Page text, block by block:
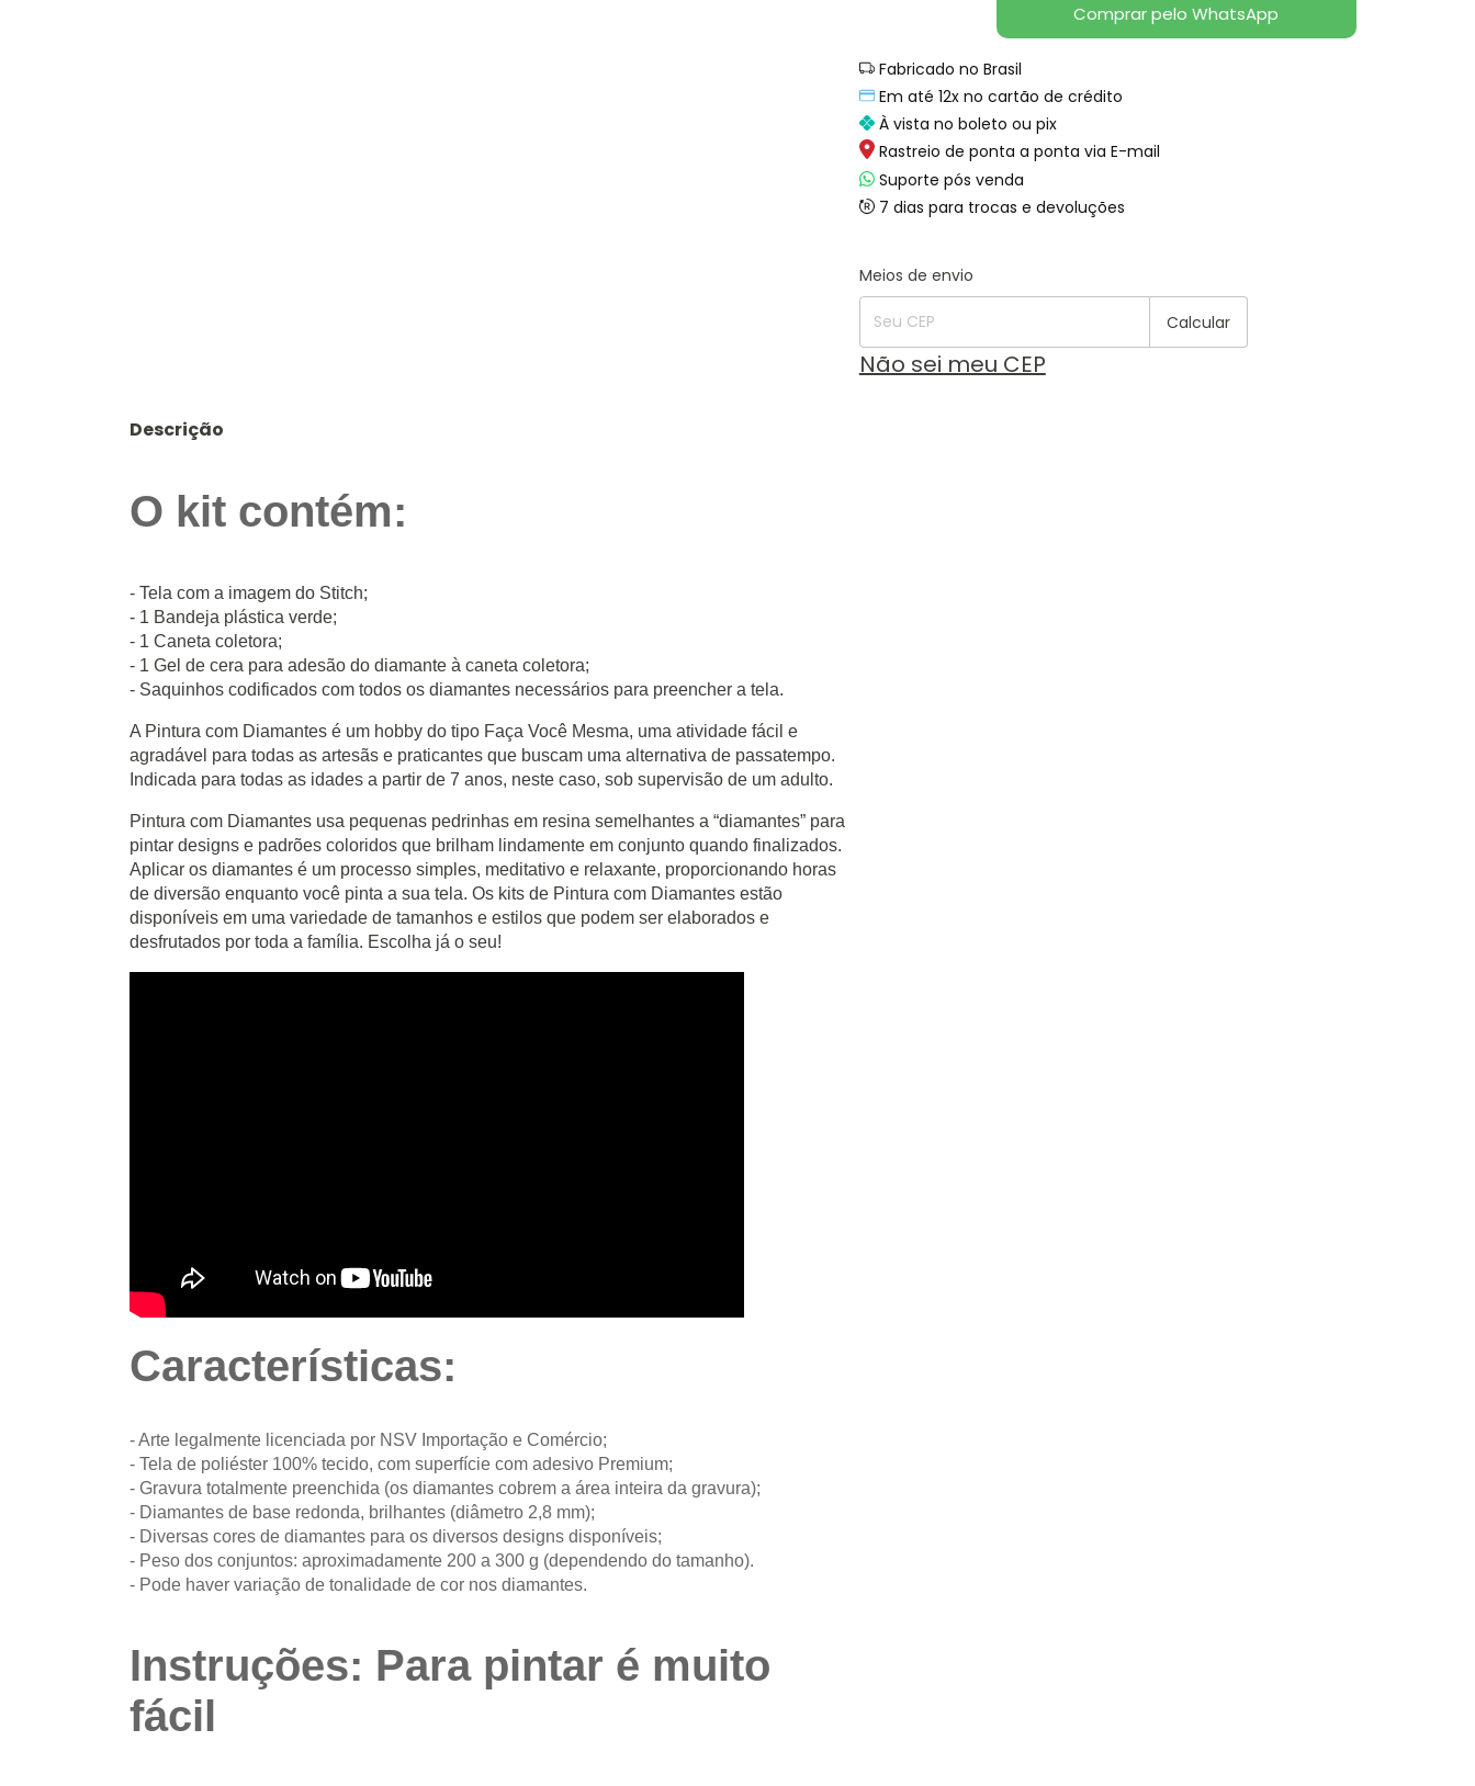
Comprar pelo WhatsApp
Fabricado no Brasil
Em até 12x no cartão de crédito
À vista no boleto ou pix
Rastreio de ponta a ponta via E-mail
Suporte pós venda
7 dias para trocas e devoluções
Entregas para o CEP:
Meios de envio
Calcular
Não sei meu CEP
Descrição
O kit contém:
- Tela com a imagem do Stitch;
- 1 Bandeja plástica verde;
- 1 Caneta coletora;
- 1 Gel de cera para adesão do diamante à caneta coletora;
- Saquinhos codificados com todos os diamantes necessários para preencher a tela.
A Pintura com Diamantes é um hobby do tipo Faça Você Mesma, uma atividade fácil e
agradável para todas as artesãs e praticantes que buscam uma alternativa de passatempo.
Indicada para todas as idades a partir de 7 anos, neste caso, sob supervisão de um adulto.
Pintura com Diamantes usa pequenas pedrinhas em resina semelhantes a “diamantes” para
pintar designs e padrões coloridos que brilham lindamente em conjunto quando finalizados.
Aplicar os diamantes é um processo simples, meditativo e relaxante, proporcionando horas
de diversão enquanto você pinta a sua tela. Os kits de Pintura com Diamantes estão
disponíveis em uma variedade de tamanhos e estilos que podem ser elaborados e
desfrutados por toda a família. Escolha já o seu!
Características:
- Arte legalmente licenciada por NSV Importação e Comércio;
- Tela de poliéster 100% tecido, com superfície com adesivo Premium;
- Gravura totalmente preenchida (os diamantes cobrem a área inteira da gravura);
- Diamantes de base redonda, brilhantes (diâmetro 2,8 mm);
- Diversas cores de diamantes para os diversos designs disponíveis;
- Peso dos conjuntos: aproximadamente 200 a 300 g (dependendo do tamanho).
- Pode haver variação de tonalidade de cor nos diamantes.
Instruções: Para pintar é muito
fácil